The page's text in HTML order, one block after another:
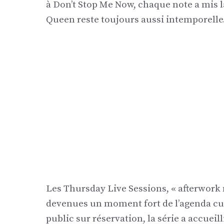
à Don’t Stop Me Now, chaque note a
Queen reste toujours aussi
Les Thursday Live Sessions, «
devenues un moment fort de l’agenda
public sur réservation, la série a